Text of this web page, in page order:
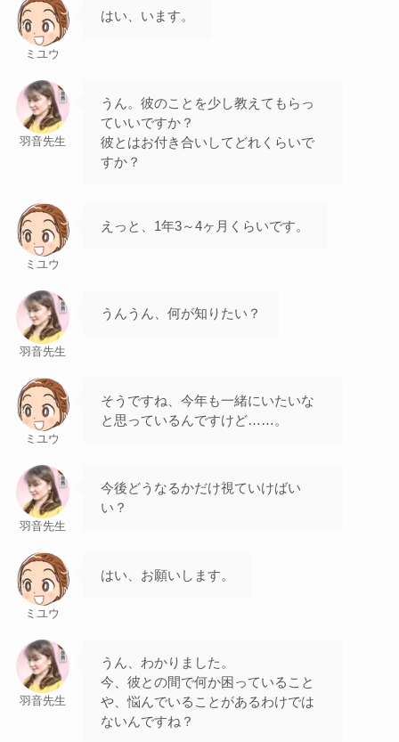
ミユウ
はい、います。
羽音先生
うん。彼のことを少し教えてもらっ
ていいですか？
彼とはお付き合いしてどれくらいで
すか？
ミユウ
えっと、1年3～4ヶ月くらいです。
羽音先生
うんうん、何が知りたい？
ミユウ
そうですね、今年も一緒にいたいな
と思っているんですけど……。
羽音先生
今後どうなるかだけ視ていけばい
い？
ミユウ
はい、お願いします。
羽音先生
うん、わかりました。
今、彼との間で何か困っていること
や、悩んでいることがあるわけでは
ないんですね？